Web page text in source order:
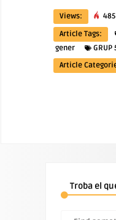
Views:
485
Article Tags:
gener
GRUP
Article
Troba el